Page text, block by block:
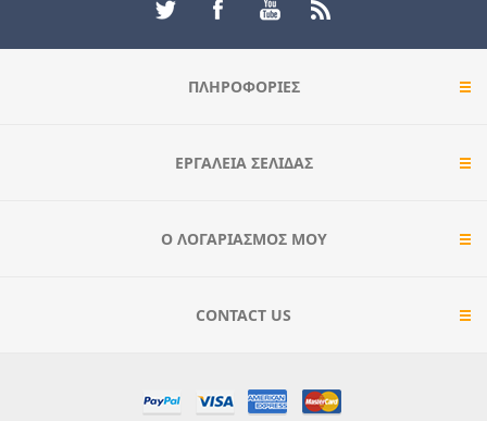
ΠΛΗΡΟΦΟΡΊΕΣ
ΕΡΓΑΛΕΊΑ ΣΕΛΊΔΑΣ
Ο ΛΟΓΑΡΙΑΣΜΌΣ ΜΟΥ
CONTACT US